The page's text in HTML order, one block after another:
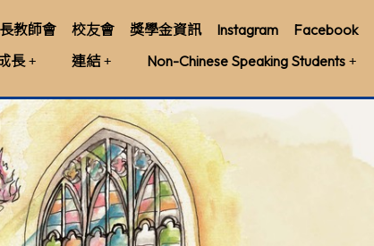
教師會 校友會 獎學金資訊 Instagram
Facebook
長 連結 Non-Chinese Speaking Students